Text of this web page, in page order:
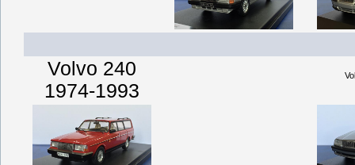
Volvo 240
1974-1993